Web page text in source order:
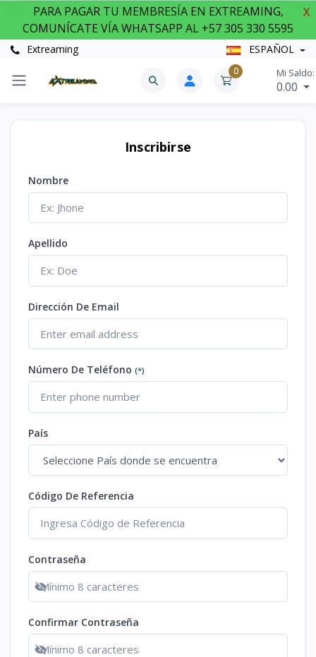
PARA PAGAR TU MEMBRESÍA EN EXTREAMING,
COMUNÍCATE VÍA WHATSAPP AL +57 305 330 5595
X
Extreaming ESPAÑOL
0 Mi Saldo:
0.00
Inscribirse
Nombre
Apellido
Dirección De Email
Número De Teléfono (*)
País
Código De Referencia
Contraseña
Show password
Confirmar Contraseña
Show password